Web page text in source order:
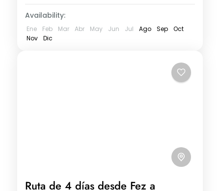
Availability:
Ene Feb Mar Abr May Jun Jul Ago Sep
Oct
Nov
Dic
Ruta de 4 días desde Fez a